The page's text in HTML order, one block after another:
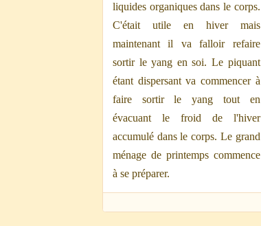
liquides organiques dans le corps.
C'était utile en hiver mais
maintenant il va falloir refaire
sortir le yang en soi. Le piquant
étant dispersant va commencer à
faire sortir le yang tout en
évacuant le froid de l'hiver
accumulé dans le corps. Le grand
ménage de printemps commence
à se préparer.